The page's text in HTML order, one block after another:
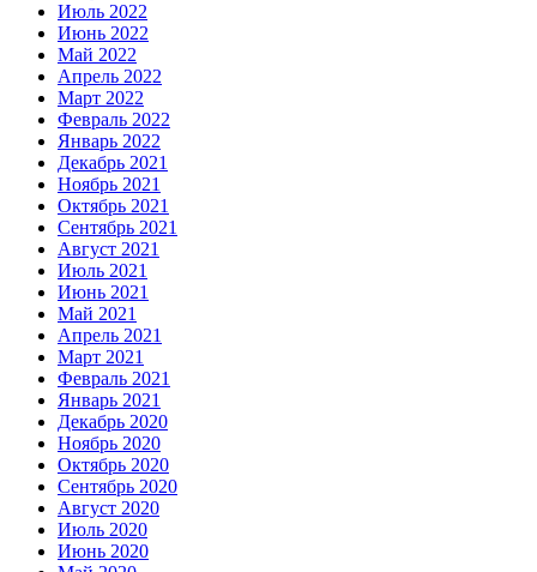
Июль 2022
Июнь 2022
Май 2022
Апрель 2022
Март 2022
Февраль 2022
Январь 2022
Декабрь 2021
Ноябрь 2021
Октябрь 2021
Сентябрь 2021
Август 2021
Июль 2021
Июнь 2021
Май 2021
Апрель 2021
Март 2021
Февраль 2021
Январь 2021
Декабрь 2020
Ноябрь 2020
Октябрь 2020
Сентябрь 2020
Август 2020
Июль 2020
Июнь 2020